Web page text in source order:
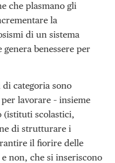
che plasmano gli
la
di un sistema
genera benessere per
di categoria sono
lavorare – insieme
(istituti scolastici,
di strutturare i
il fiorire delle
non, che si inseriscono